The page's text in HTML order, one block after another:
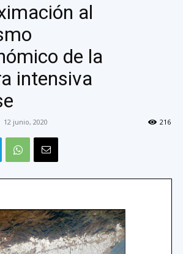
al
de la
intensiva
12 junio, 2020 216